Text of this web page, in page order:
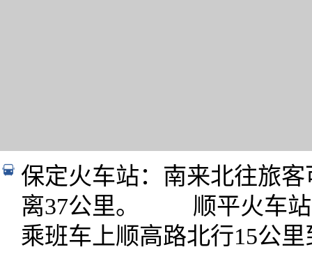
保定火车站：南来北往旅
离37公里。 顺平火车站
乘班车上顺高路北行15公